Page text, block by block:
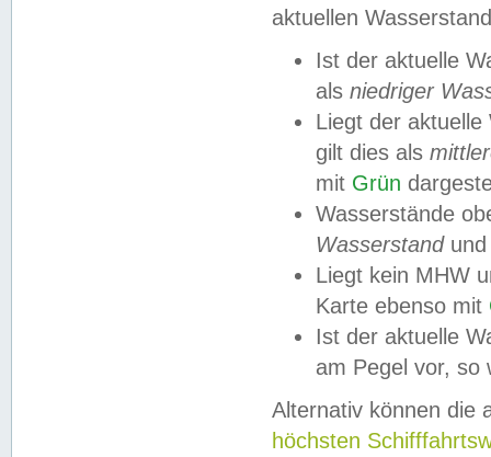
aktuellen
Ist der aktuelle
als niedriger
Liegt der
gilt dies als
mit Grün
Wasserstände
Wasserstandund
Liegt kein MHW
Karte ebenso mit
Ist der aktuelle
am Pegel vor,
Alternativ können die
höchsten